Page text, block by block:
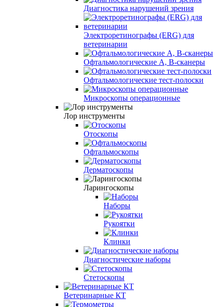
Диагностика нарушений зрения
Электроретинографы (ERG) для
ветеринарии
Офтальмологические A, B-сканеры
Офтальмологические тест-полоски
Микроскопы операционные
Лор инструменты
Отоскопы
Офтальмоскопы
Дерматоскопы
Ларингоскопы
Наборы
Рукоятки
Клинки
Диагностические наборы
Стетоскопы
Ветеринарные КТ